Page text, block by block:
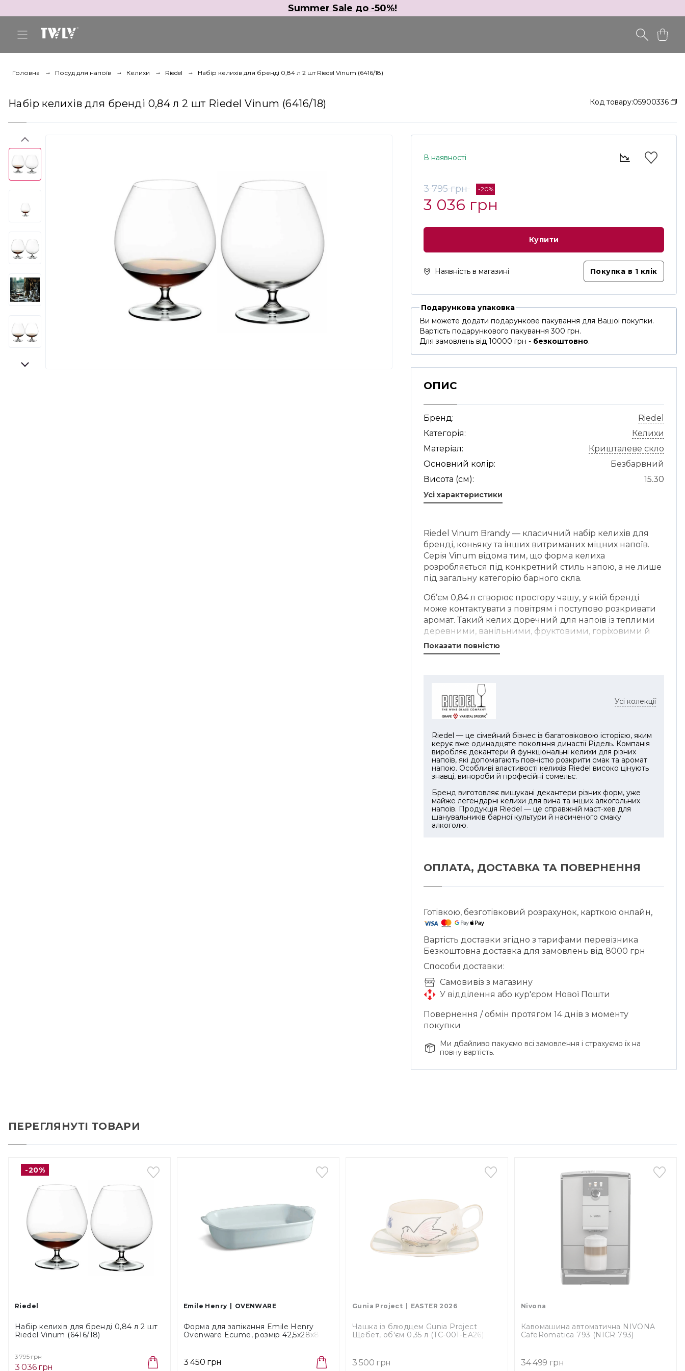
Summer Sale до -50%!
Головна Посуд для напоїв Келихи Riedel Набір келихів для бренді 0,84 л 2 шт Riedel Vinum (6416/18)
Набір келихів для бренді 0,84 л 2 шт Riedel Vinum (6416/18) Код товару:05900336
В наявності
3 795 грн -20%
3 036 грн
Купити
Наявність в магазині Покупка в 1 клік
Подарункова упаковка
Ви можете додати подарункове пакування для Вашої покупки.
Вартість подарункового пакування 300 грн.
Для замовлень від 10000 грн - безкоштовно.
ОПИС
Бренд:
Riedel
Категорія:
Келихи
Матеріал:
Кришталеве скло
Основний колір:
Безбарвний
Висота (см):
15.30
Усі характеристики
Riedel Vinum Brandy — класичний набір келихів для
бренді, коньяку та інших витриманих міцних напоїв.
Серія Vinum відома тим, що форма келиха
розробляється під конкретний стиль напою, а не лише
під загальну категорію барного скла.
Об’єм 0,84 л створює простору чашу, у якій бренді
може контактувати з повітрям і поступово розкривати
аромат. Такий келих доречний для напоїв із теплими
деревними, ванільними, фруктовими, горіховими й
карамельними відтінками.
коньяк, арманьяк, окремі стилі хересу або витримані
напої, які виграють від м’якого нагрівання та більшої
ароматичної площі.
десертами з горіхами, сигарною подачею або вечерею,
де міцний напій завершує стіл. Їхня форма виглядає
впізнавано, але завдяки тонкому кришталевому склу
не здається важкою.
У наборі 2 келихи. Це пара для домашнього бару,
подарунка або дегустації, де бренді подають не
випадково, а з увагою до аромату, температури й темпу
напою.
Показати повністю
Усі колекції
Riedel — це сімейний бізнес із багатовіковою історією, яким
керує вже одинадцяте покоління династії Рідель. Компанія
виробляє декантери й функціональні келихи для різних
напоїв, які допомагають повністю розкрити смак та аромат
напою. Особливі властивості келихів Riedel високо цінують
знавці, винороби й професійні сомельє.
Бренд виготовляє вишукані декантери різних форм, уже
майже легендарні келихи для вина та інших алкогольних
напоїв. Продукція Riedel — це справжній маст-хев для
шанувальників барної культури й насиченого смаку
алкоголю.
ОПЛАТА, ДОСТАВКА ТА ПОВЕРНЕННЯ
Готівкою, безготівковий розрахунок, карткою онлайн,
Вартість доставки згідно з тарифами перевізника
Безкоштовна доставка для замовлень від 8000 грн
Способи доставки:
Cамовивіз з магазину
У відділення або кур'єром Нової Пошти
Повернення / обмін протягом 14 днів з моменту
покупки
Ми дбайливо пакуємо всі замовлення і страхуємо їх на
повну вартість.
ПЕРЕГЛЯНУТІ ТОВАРИ
-20%
Riedel
Набір келихів для бренді 0,84 л 2 шт
Riedel Vinum (6416/18)
3 795 грн
3 036 грн
Emile Henry OVENWARE
Форма для запікання Emile Henry
Ovenware Ecume, розмір 42,5x28х8,5
3 450 грн
Gunia Project EASTER 2026
Чашка із блюдцем Gunia Project
Щебет, об'єм 0,35 л (TC-001-EA26)
3 500 грн
Nivona
Кавомашина автоматична NIVONA
CafeRomatica 793 (NICR 793)
34 499 грн